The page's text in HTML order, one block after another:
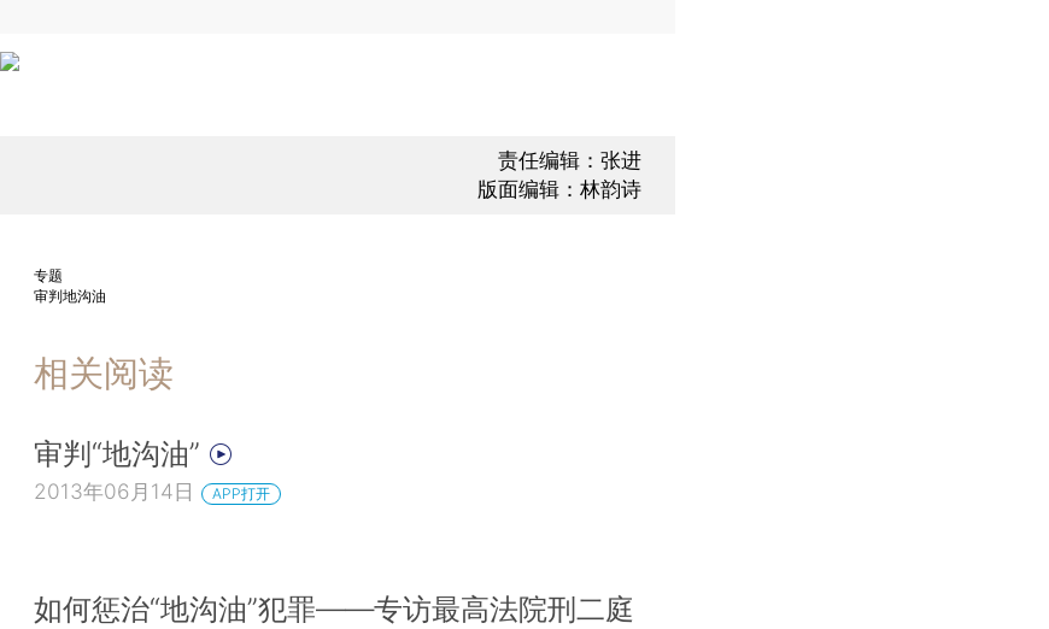
责任编辑：张进
版面编辑：林韵诗
专题
审判地沟油
相关阅读
审判“地沟油”
2013年06月14日 APP打开
如何惩治“地沟油”犯罪——专访最高法院刑二庭